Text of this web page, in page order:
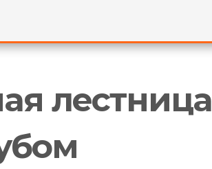
лестница